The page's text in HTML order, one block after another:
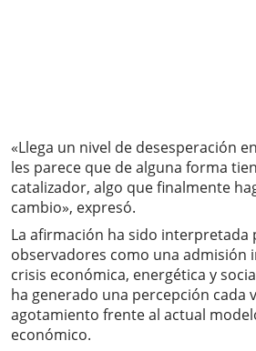
«Llega un nivel de desesperación
les parece que de alguna forma
catalizador, algo que finalmente
cambio», expresó.
La afirmación ha sido interpretada
observadores como una admisión
crisis económica, energética y
ha generado una percepción cada
agotamiento frente al actual
económico.